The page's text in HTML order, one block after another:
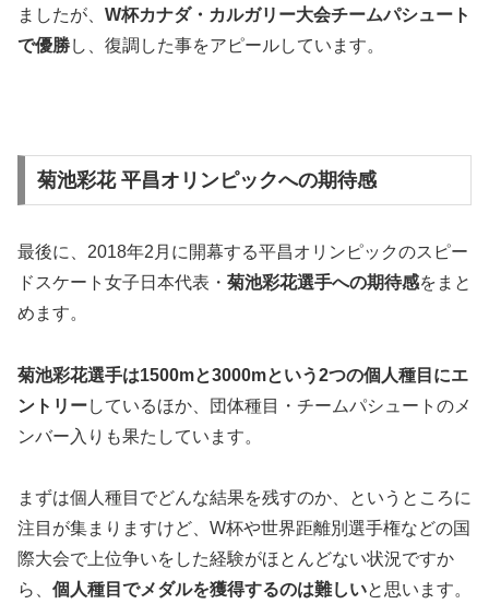
ましたが、 W杯カナダ・カルガリー大会チームパシュート
で優勝し、復調した事をアピールしています。
菊池彩花 平昌オリンピックへの期待感
最後に、2018年2月に開幕する平昌オリンピックのスピー
ドスケート女子日本代表・ 菊池彩花選手への期待感をまと
めます。
菊池彩花選手は1500mと3000mという2つの個人種目にエ
ントリーしているほか、団体種目・チームパシュートのメ
ンバー入りも果たしています。
まずは個人種目でどんな結果を残すのか、というところに
注目が集まりますけど、W杯や世界距離別選手権などの国
際大会で上位争いをした経験がほとんどない状況ですか
ら、 個人種目でメダルを獲得するのは難しいと思います。